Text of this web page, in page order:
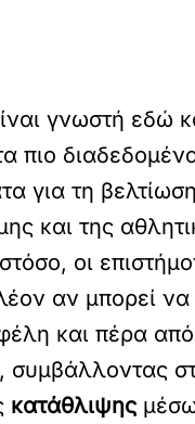
γνωστή εδώ
πιο
για τη
και της
οι
αν μπορεί να
και πέρα
συμβάλλοντας
κατάθλιψης